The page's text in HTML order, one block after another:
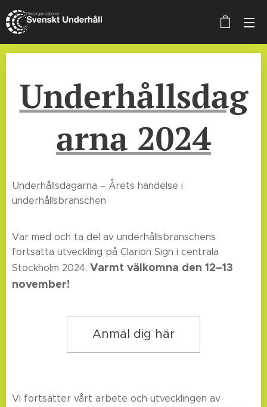
Underhållsdag
arna 2024
Underhållsdagarna – Årets händelse i
underhållsbranschen
Var med och ta del av underhållsbranschens
fortsatta utveckling på Clarion Sign i centrala
Stockholm 2024, Varmt välkomna den 12–13
november!
Anmäl dig här
Vi fortsätter vårt arbete och utvecklingen av